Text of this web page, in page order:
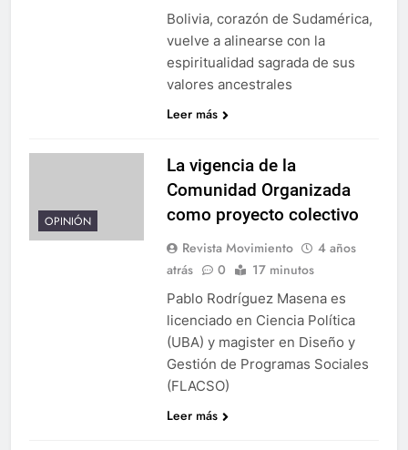
Bolivia, corazón de Sudamérica,
vuelve a alinearse con la
espiritualidad sagrada de sus
valores ancestrales
Leer más
OPINIÓN
La vigencia de la
Comunidad Organizada
como proyecto colectivo
Revista Movimiento
4 años
atrás
0 17 minutos
Pablo Rodríguez Masena es
licenciado en Ciencia Política
(UBA) y magister en Diseño y
Gestión de Programas Sociales
(FLACSO)
Leer más